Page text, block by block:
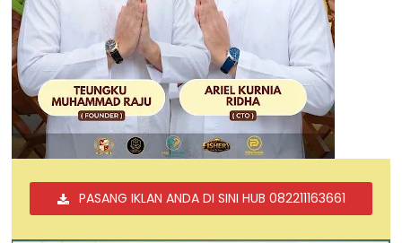
PASANG IKLAN ANDA DI SINI HUB 082211163661